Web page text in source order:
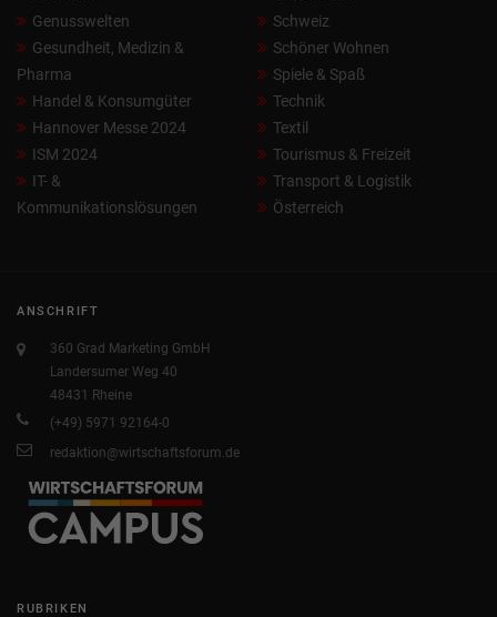
Genusswelten
Gesundheit, Medizin &
Pharma
Handel & Konsumgüter
Hannover Messe 2024
ISM 2024
IT- &
Kommunikationslösungen
Schweiz
Schöner Wohnen
Spiele & Spaß
Technik
Textil
Tourismus & Freizeit
Transport & Logistik
Österreich
ANSCHRIFT
360 Grad Marketing GmbH
Landersumer Weg 40
48431 Rheine
(+49) 5971 92164-0
redaktion@wirtschaftsforum.de
RUBRIKEN